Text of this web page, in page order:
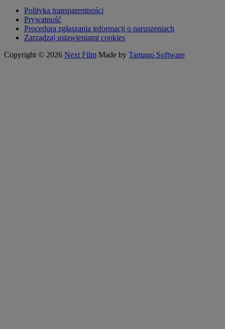
Polityka transparentności
Prywatność
Procedura zgłaszania informacji o naruszeniach
Zarządzaj ustawieniami cookies
Copyright © 2026 Next Film Made by Tamago Software